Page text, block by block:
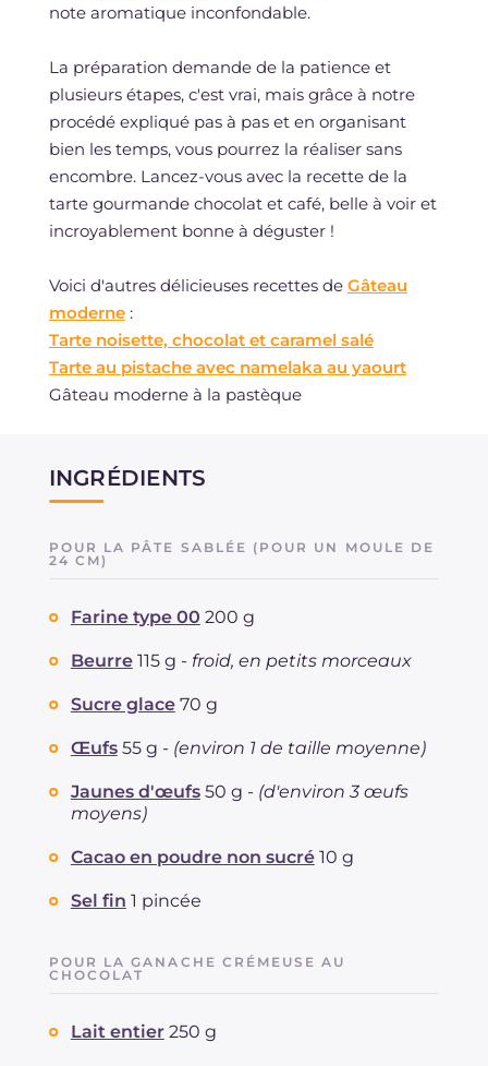
note aromatique inconfondable.
La préparation demande de la patience et
plusieurs étapes, c'est vrai, mais grâce à notre
procédé expliqué pas à pas et en organisant
bien les temps, vous pourrez la réaliser sans
encombre. Lancez-vous avec la recette de la
tarte gourmande chocolat et café, belle à voir et
incroyablement bonne à déguster !
Voici d'autres délicieuses recettes de Gâteau
moderne:
Tarte noisette, chocolat et caramel salé
Tarte au pistache avec namelaka au yaourt
Gâteau moderne à la pastèque
INGRÉDIENTS
POUR LA PÂTE SABLÉE (POUR UN MOULE DE
24 CM)
Farine type 00 200 g
Beurre 115 g - froid, en petits morceaux
Sucre glace 70 g
Œufs 55 g - (environ 1 de taille moyenne)
Jaunes d'œufs 50 g - (d'environ 3 œufs
moyens)
Cacao en poudre non sucré 10 g
Sel fin 1 pincée
POUR LA GANACHE CRÉMEUSE AU
CHOCOLAT
Lait entier 250 g